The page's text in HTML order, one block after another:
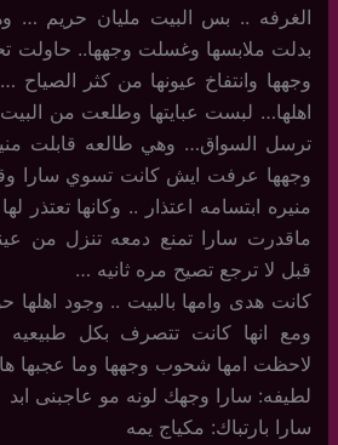
الغرفه .. بس البيت مليان حريم …
بدلت ملابسها وغسلت وجهها.. حاولت
وجهها وانتفاخ عيونها من كثر الصياح
اهلها… لبست عبايتها وطلعت من
ترسل السواق… وهي طالعه قابلت
وجهها عرفت ايش كانت تسوي سارا
منيره ابتسامه اعتذار .. وكانها
ماقدرت سارا تمنع دمعه تنزل من
قبل لا ترجع تصيح مره ثانيه …
كانت هدى وامها بالبيت .. وجود اهلها
ومع انها كانت تتصرف بكل
لاحظت امها شحوب وجهها وما عجبها
لطيفه: سارا وجهك لونه مو عاجبنى ابد
سارا بارتباك: مكياج يمه